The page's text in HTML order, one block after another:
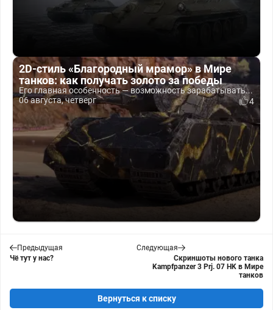
2D-стиль «Благородный мрамор» в Мире
танков: как получать золото за победы
Его главная особенность — возможность зарабатывать...
06 августа, четверг
4
Предыдущая
Чё тут у нас?
Следующая
Скриншоты нового танка
Kampfpanzer 3 Prj. 07 HK в Мире
танков
Вернуться к списку